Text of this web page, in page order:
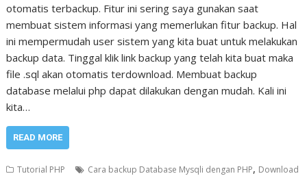
otomatis terbackup. Fitur ini sering saya gunakan saat
membuat sistem informasi yang memerlukan fitur backup. Hal
ini mempermudah user sistem yang kita buat untuk melakukan
backup data. Tinggal klik link backup yang telah kita buat maka
file .sql akan otomatis terdownload. Membuat backup
database melalui php dapat dilakukan dengan mudah. Kali ini
kita…
READ MORE
Tutorial PHP Cara backup Database Mysqli dengan PHP, Download